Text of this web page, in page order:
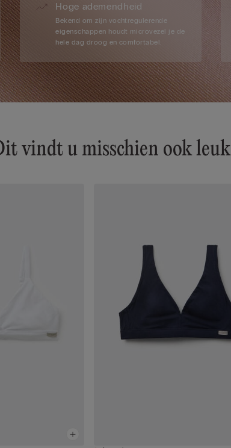
Hoge ademendheid
Bekend om zijn vochtregulerende
eigenschappen houdt microvezel je de
hele dag droog en comfortabel.
vindt u misschien ook leuk